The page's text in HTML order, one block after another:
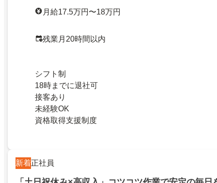
月給17.5万円〜18万円
残業月20時間以内
シフト制
18時までに退社可
接客あり
未経験OK
資格取得支援制度
新着正社員